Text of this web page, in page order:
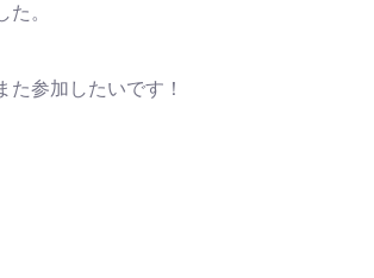
た。
た参加したいです！